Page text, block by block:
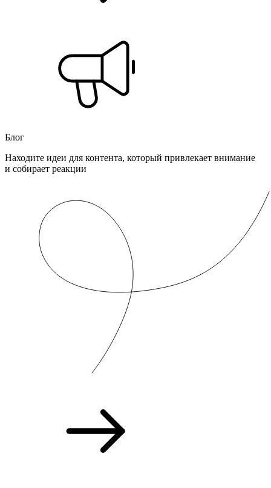
Блог
Находите идеи для контента, который привлекает внимание
и собирает реакции